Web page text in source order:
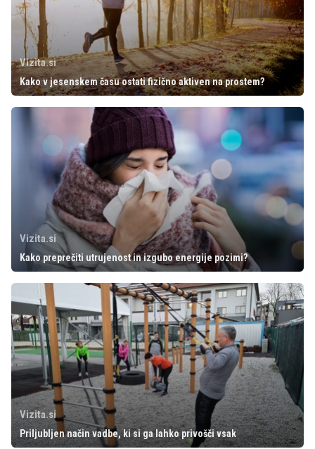
Vizita.si
Kako v jesenskem času ostati fizično aktiven na prostem?
Vizita.si
Kako preprečiti utrujenost in izgubo energije pozimi?
Vizita.si
Priljubljen način vadbe, ki si ga lahko privošči vsak